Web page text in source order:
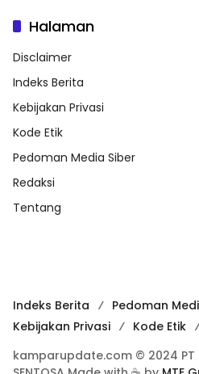
Halaman
Disclaimer
Indeks Berita
Kebijakan Privasi
Kode Etik
Pedoman Media Siber
Redaksi
Tentang
Indeks Berita Pedoman
Kebijakan Privasi
Kode Etik
kamparupdate.com © 2024 PT